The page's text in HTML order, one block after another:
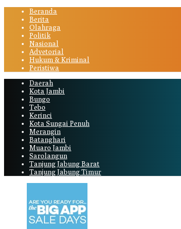
Beranda
Berita
Olahraga
Politik
Nasional
Advetorial
Hukum & Kriminal
Peristiwa
Daerah
Kota Jambi
Bungo
Tebo
Kerinci
Kota Sungai Penuh
Merangin
Batanghari
Muaro Jambi
Sarolangun
Tanjung Jabung Barat
Tanjung Jabung Timur